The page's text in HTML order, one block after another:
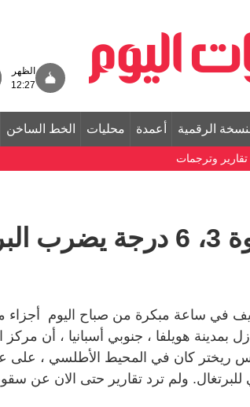
الظهر
12:27
الرقمية أعمدة محليات الخط الساخن
تقارير وترجمات
في ساعة مبكرة من صباح اليوم أجزاء من
للبرتغال. ولم ترد تقارير حتى الان عن